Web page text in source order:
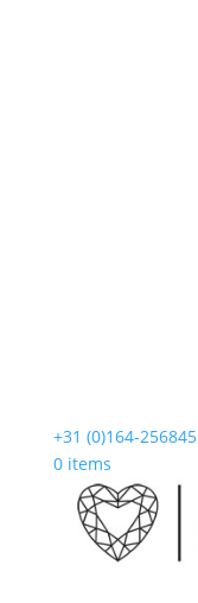
+31 (0)164-256845
0 items